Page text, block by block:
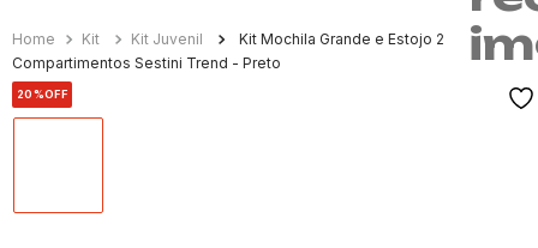
Kit Kit Juvenil
Kit Mochila Grande e Estojo 2
Compartimentos Sestini Trend - Preto
20%OFF